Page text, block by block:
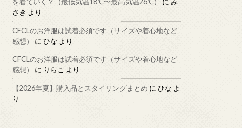
を着ていく？（最低気温18℃〜最高気温26℃）
に み
さき より
CFCLのお洋服は試着必須です（サイズや着心地など
感想）
に ひな より
CFCLのお洋服は試着必須です（サイズや着心地など
感想）
に りらこ より
【2026年夏】購入品とスタイリングまとめ に ひな よ
り